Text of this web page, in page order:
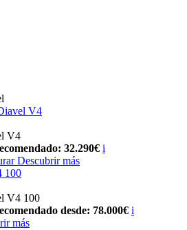
V4
V4
32.290€ i
Descubrir más
100
V4 100
desde: 78.000€ i
más